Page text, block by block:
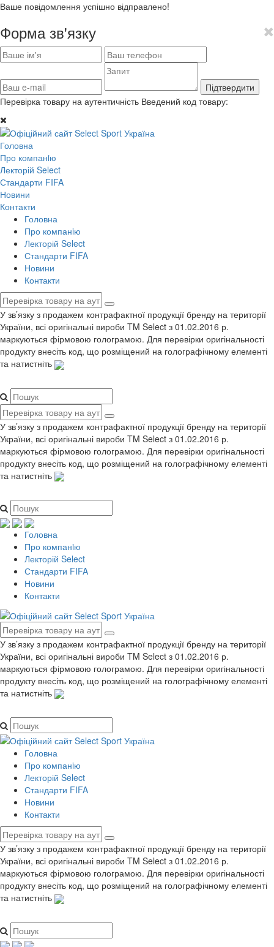
Ваше повідомлення успішно відправлено!
Форма зв'язку
Підтвердити
Перевірка товару на аутентичність Введений код товару:
Головна
Про компанiю
Лекторій Select
Стандарти FIFA
Новини
Контакти
Головна
Про компанiю
Лекторій Select
Стандарти FIFA
Новини
Контакти
У зв’язку з продажем контрафактної продукції бренду на території
України, всі оригінальні вироби TM Select з 01.02.2016 р.
маркуються фірмовою голограмою. Для перевірки оригінальності
продукту внесіть код, що розміщений на голографічному елементі
та натистніть
У зв’язку з продажем контрафактної продукції бренду на території
України, всі оригінальні вироби TM Select з 01.02.2016 р.
маркуються фірмовою голограмою. Для перевірки оригінальності
продукту внесіть код, що розміщений на голографічному елементі
та натистніть
Головна
Про компанiю
Лекторій Select
Стандарти FIFA
Новини
Контакти
У зв’язку з продажем контрафактної продукції бренду на території
України, всі оригінальні вироби TM Select з 01.02.2016 р.
маркуються фірмовою голограмою. Для перевірки оригінальності
продукту внесіть код, що розміщений на голографічному елементі
та натистніть
Головна
Про компанiю
Лекторій Select
Стандарти FIFA
Новини
Контакти
У зв’язку з продажем контрафактної продукції бренду на території
України, всі оригінальні вироби TM Select з 01.02.2016 р.
маркуються фірмовою голограмою. Для перевірки оригінальності
продукту внесіть код, що розміщений на голографічному елементі
та натистніть